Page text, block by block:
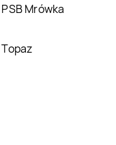
PSB Mrówka
Topaz